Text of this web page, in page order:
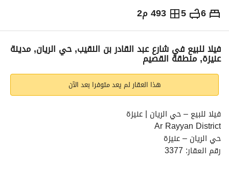
6
5 493 م2 ⃁
1,000,000
التفاصيل معلومات ترخيص الإعلان حاسبة التمويل
فيلا للبيع في شارع عبد القادر بن النقيب, حي الريان, مدينة
عنيزة, منطقة القصيم
هذا العقار لم يعد متوفرا بعد الآن
فيلا للبيع – حي الريان | عنيزة
Ar Rayyan District
حي الريان – عنيزة
رقم العقار: 3377